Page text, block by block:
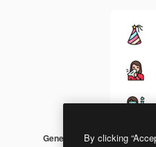
Generic Outline Color
By clicking